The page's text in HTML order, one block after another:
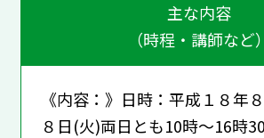
主な内容
（時程・講師など）
《内容：》日時：平成１８年
８日(火)両日とも10時～16時